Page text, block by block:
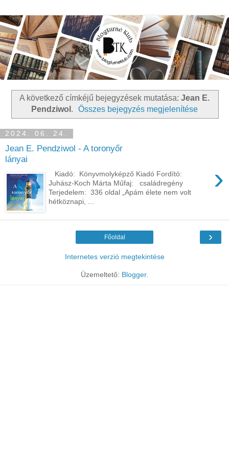
A következő címkéjű bejegyzések mutatása: Jean E.
Pendziwol . Összes bejegyzés megjelenítése
2024. 06. 24.
Jean E. Pendziwol - A ​toronyőr
lányai
›
Kiadó: Könyvmolyképző Kiadó Fordító:
Juhász-Koch Márta Műfaj: családregény
Terjedelem: 336 oldal „Apám ​élete nem volt
hétköznapi, ...
›
Főoldal
Internetes verzió megtekintése
Üzemeltető: Blogger.